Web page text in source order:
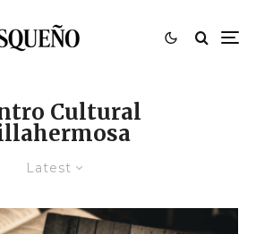
Cultural
Latest